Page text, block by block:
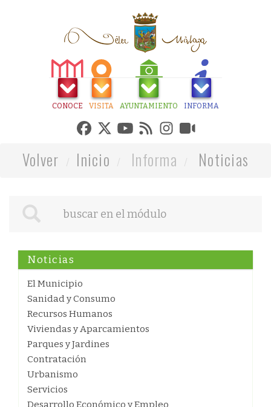
CONOCE VISITA AYUNTAMIENTO INFORMA
Volver Inicio Informa Noticias
Noticias
El Municipio
Sanidad y Consumo
Recursos Humanos
Viviendas y Aparcamientos
Parques y Jardines
Contratación
Urbanismo
Servicios
Desarrollo Económico y Empleo